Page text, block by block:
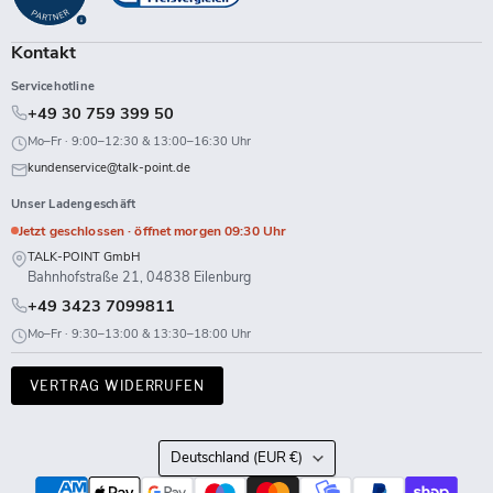
Kontakt
Servicehotline
+49 30 759 399 50
Mo–Fr · 9:00–12:30 & 13:00–16:30 Uhr
kundenservice@talk-point.de
Unser Ladengeschäft
Jetzt geschlossen · öffnet morgen 09:30 Uhr
TALK-POINT GmbH
Bahnhofstraße 21, 04838 Eilenburg
+49 3423 7099811
Mo–Fr · 9:30–13:00 & 13:30–18:00 Uhr
VERTRAG WIDERRUFEN
Land
Deutschland (EUR €)